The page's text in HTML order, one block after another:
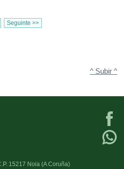
Seguinte >>
^ Subir ^
15217 Noia (A Coruña)